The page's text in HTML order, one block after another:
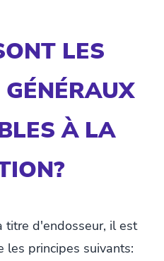
LES
À LA
titre d'endosseur, il est
les principes suivants: